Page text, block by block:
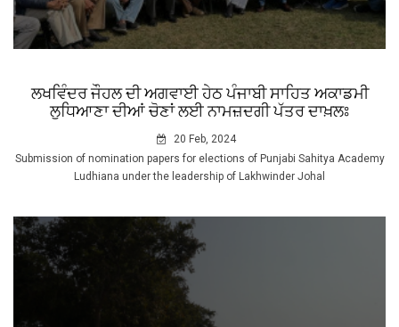
ਲਖਵਿੰਦਰ ਜੌਹਲ ਦੀ ਅਗਵਾਈ ਹੇਠ ਪੰਜਾਬੀ ਸਾਹਿਤ ਅਕਾਡਮੀ
ਲੁਧਿਆਣਾ ਦੀਆਂ ਚੋਣਾਂ ਲਈ ਨਾਮਜ਼ਦਗੀ ਪੱਤਰ ਦਾਖ਼ਲਃ
20 Feb, 2024
Submission of nomination papers for elections of Punjabi Sahitya Academy
Ludhiana under the leadership of Lakhwinder Johal